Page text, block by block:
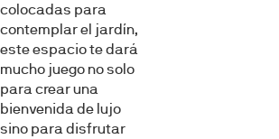
colocadas para
contemplar el jardín,
este espacio te dará
mucho juego no solo
para crear una
bienvenida de lujo
sino para disfrutar